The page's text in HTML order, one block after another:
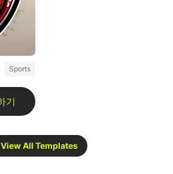
Sports
View All Templates